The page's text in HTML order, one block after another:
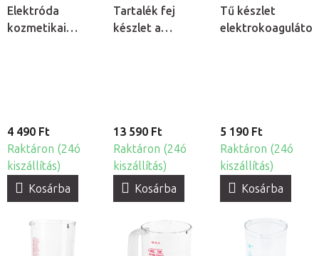
Elektróda
kozmetikai
4 490 Ft
Raktáron (24ó
kiszállítás)
Kosárba
Tartalék fej
készlet a
13 590 Ft
Raktáron (24ó
kiszállítás)
Kosárba
Tű készlet
5 190 Ft
Raktáron (24ó
kiszállítás)
Kosárba